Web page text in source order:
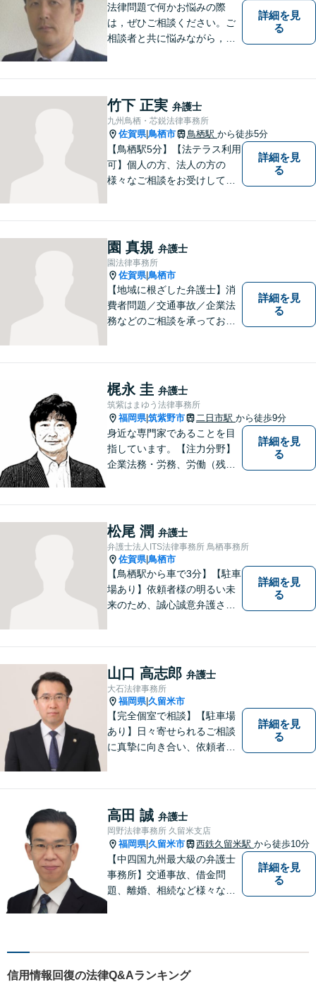
法律問題で何かお悩みの際
は，ぜひご相談ください。ご
相談者と共に悩みながら，い
詳細を見
る
竹下 正実 弁護士
九州鳥栖・芯鋭法律事務所
佐賀県|鳥栖市 鳥栖駅 から徒歩5分
【鳥栖駅5分】【法テラス利用
可】個人の方、法人の方の
様々なご相談をお受けしてお
案いたします。【債務整理・
残業代請求については初回面
談無料】【土日祝・夜間相談
可】
詳細を見
る
園 真規 弁護士
園法律事務所
佐賀県|鳥栖市
【地域に根ざした弁護士】消
費者問題／交通事故／企業法
務などのご相談を承っており
ければ可能な限り相談をお受
けしております。まずはお気
軽にお問い合わせください。
詳細を見
る
梶永 圭 弁護士
筑紫はまゆう法律事務所
福岡県|筑紫野市 二日市駅 から徒歩9分
身近な専門家であることを目
指しています。【注力分野】
企業法務・労務、労働（残
詳細を見
る
松尾 潤 弁護士
弁護士法人ITS法律事務所 鳥栖事務所
佐賀県|鳥栖市
【鳥栖駅から車で3分】【駐車
場あり】依頼者様の明るい未
来のため、誠心誠意弁護させ
す。インターネット／刑事／
相続など、幅広い困りごとに
対応可能！【完全個室で対
応】
詳細を見
る
山口 高志郎 弁護士
大石法律事務所
福岡県|久留米市
【完全個室で相談】【駐車場
あり】日々寄せられるご相談
に真摯に向き合い、依頼者の
す法人・個人の方々には、経
営課題の解決に向けた最適な
法的サポートを提供し、安定
した経営基盤の構築をお手伝
いいたします。
詳細を見
る
高田 誠 弁護士
岡野法律事務所 久留米支店
福岡県|久留米市 西鉄久留米駅 から徒歩10分
【中四国九州最大級の弁護士
事務所】交通事故、借金問
題、離婚、相続など様々な問
い！
詳細を見
る
信用情報回復の法律Q&Aランキング